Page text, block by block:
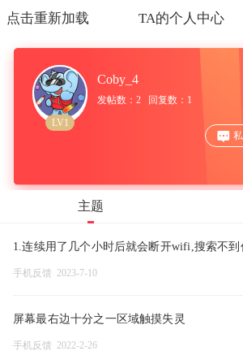
点击重新加载 TA的个人中心
LV1
Coby_4
发帖数：2 回复数：1
主题
1.连续用了几个小时后就会断开wifi,搜索不
手机反馈 2023-7-10
屏幕最右边十分之一区域触摸失灵
手机反馈 2022-2-26